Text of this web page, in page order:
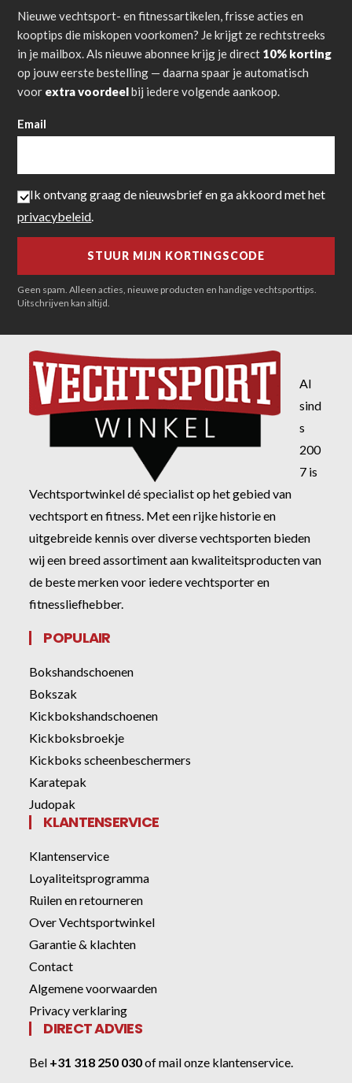
Nieuwe vechtsport- en fitnessartikelen, frisse acties en
kooptips die miskopen voorkomen? Je krijgt ze rechtstreeks
in je mailbox. Als nieuwe abonnee krijg je direct 10% korting
op jouw eerste bestelling — daarna spaar je automatisch
voor extra voordeelbij iedere volgende aankoop.
Email
Ik ontvang graag de nieuwsbrief en ga akkoord met het
privacybeleid.
Geen spam. Alleen acties, nieuwe producten en handige vechtsporttips.
Uitschrijven kan altijd.
Al
sind
s
200
7 is
Vechtsportwinkel dé specialist op het gebied van
vechtsport en fitness. Met een rijke historie en
uitgebreide kennis over diverse vechtsporten bieden
wij een breed assortiment aan kwaliteitsproducten van
de beste merken voor iedere vechtsporter en
fitnessliefhebber.
POPULAIR
Bokshandschoenen
Bokszak
Kickbokshandschoenen
Kickboksbroekje
Kickboks scheenbeschermers
Karatepak
Judopak
KLANTENSERVICE
Klantenservice
Loyaliteitsprogramma
Ruilen en retourneren
Over Vechtsportwinkel
Garantie & klachten
Contact
Algemene voorwaarden
Privacy verklaring
DIRECT ADVIES
Bel +31 318 250 030ofmail onze klantenservice.